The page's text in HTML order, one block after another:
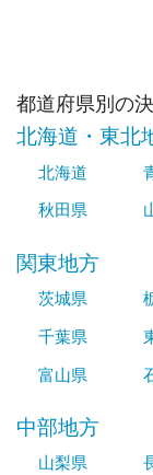
都道府県別の
北海道・東北
北海道
秋田県
関東地方
茨城県
千葉県
富山県
中部地方
山梨県